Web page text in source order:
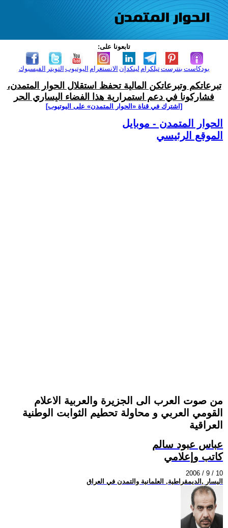
تابعونا على:
الفيسبوك التويتر اليوتيوب الانستغرام لينكدإن تيلكرامبنترست بودكاست
تبرعاتكم وتبرعاتكن المالية تحفظ استقلال الحوار المتمدن،
فشاركونا في دعم استمرارية هذا الفضاء اليساري الحر
[اشترك في قناة ‫«الحوار المتمدن» على اليوتيوب]
الحوار المتمدن - موبايل
الموقع الرئيسي
من صوت العرب الى الجزيرة والعربية الاعلام
القومي العربي و محاولة تحطيم الثوابت الوطنية
العراقية
عباس عبود سالم
كاتب وإعلامي
2006 / 9 / 10
اليسار ,الديمقراطية, العلمانية والتمدن في العراق